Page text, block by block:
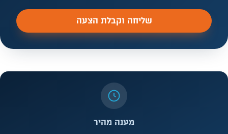
שליחה וקבלת הצעה
מענה מהיר